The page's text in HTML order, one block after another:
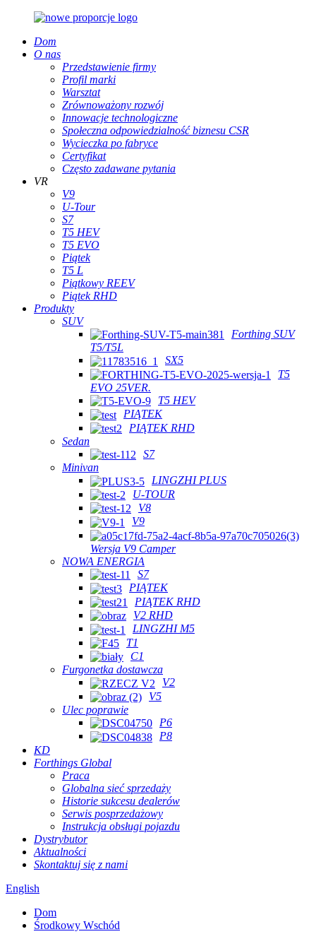
Dom
O nas
Przedstawienie firmy
Profil marki
Warsztat
Zrównoważony rozwój
Innowacje technologiczne
Społeczna odpowiedzialność biznesu CSR
Wycieczka po fabryce
Certyfikat
Często zadawane pytania
VR
V9
U-Tour
S7
T5 HEV
T5 EVO
Piątek
T5 L
Piątkowy REEV
Piątek RHD
Produkty
SUV
Forthing SUV
T5/T5L
SX5
T5
EVO 25VER.
T5 HEV
PIĄTEK
PIĄTEK RHD
Sedan
S7
Minivan
LINGZHI PLUS
U-TOUR
V8
V9
Wersja V9 Camper
NOWA ENERGIA
S7
PIĄTEK
PIĄTEK RHD
V2 RHD
LINGZHI M5
T1
C1
Furgonetka dostawcza
V2
V5
Ulec poprawie
P6
P8
KD
Forthings Global
Praca
Globalna sieć sprzedaży
Historie sukcesu dealerów
Serwis posprzedażowy
Instrukcja obsługi pojazdu
Dystrybutor
Aktualności
Skontaktuj się z nami
English
Dom
Środkowy Wschód